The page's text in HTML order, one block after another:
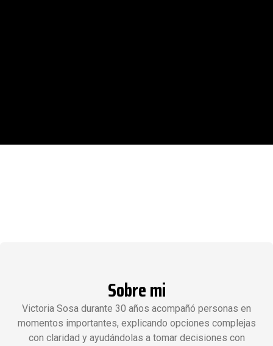
Sobre mi
Victoria Sosa durante 30 años acompañó personas en
momentos importantes, explicando opciones complejas
con claridad y ayudándolas a tomar decisiones con